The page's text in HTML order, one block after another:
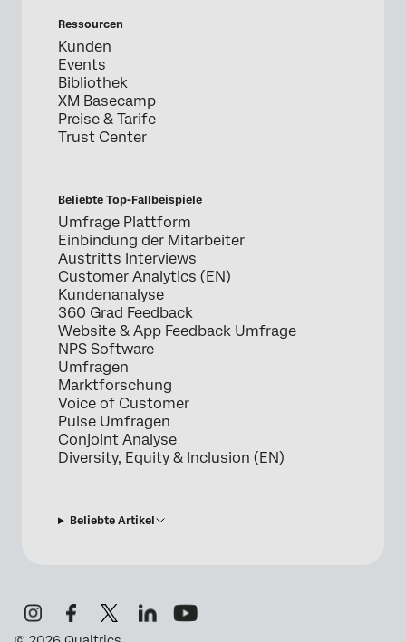
Ressourcen
Kunden
Events
Bibliothek
XM Basecamp
Preise & Tarife
Trust Center
Beliebte Top-Fallbeispiele
Umfrage Plattform
Einbindung der Mitarbeiter
Austritts Interviews
Customer Analytics (EN)
Kundenanalyse
360 Grad Feedback
Website & App Feedback Umfrage
NPS Software
Umfragen
Marktforschung
Voice of Customer
Pulse Umfragen
Conjoint Analyse
Diversity, Equity & Inclusion (EN)
Beliebte Artikel